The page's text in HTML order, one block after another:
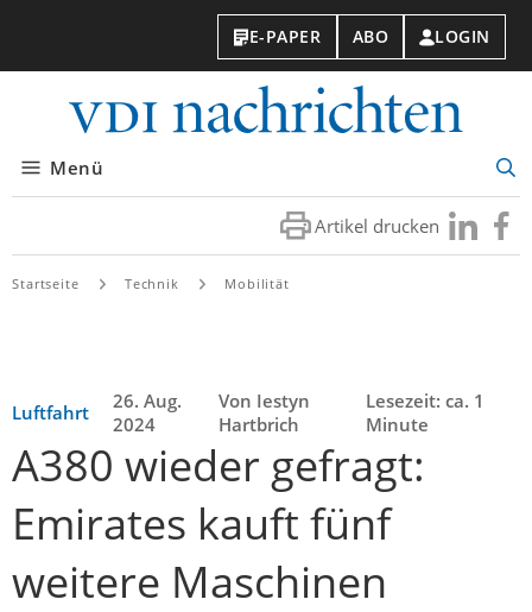
E-PAPER ABO LOGIN
Menü
Artikel drucken Besuchen
Sie
Sie
Startseite Technik Mobilität
Luftfahrt
26. Aug.
2024
Von Iestyn
Hartbrich
Lesezeit: ca. 1
Minute
A380 wieder gefragt:
Emirates kauft fünf
weitere Maschinen